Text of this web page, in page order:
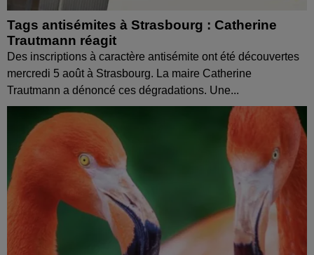
Tags antisémites à Strasbourg : Catherine
Trautmann réagit
Des inscriptions à caractère antisémite ont été découvertes
mercredi 5 août à Strasbourg. La maire Catherine
Trautmann a dénoncé ces dégradations. Une...